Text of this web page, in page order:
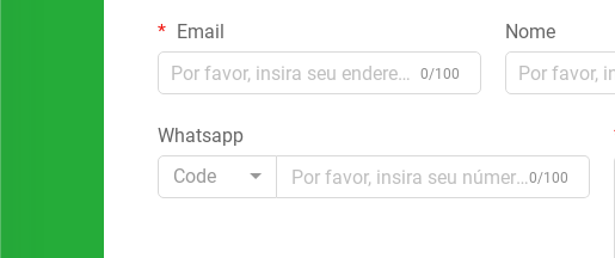
Email
0/100
Nome
Whatsapp
Code
0/100